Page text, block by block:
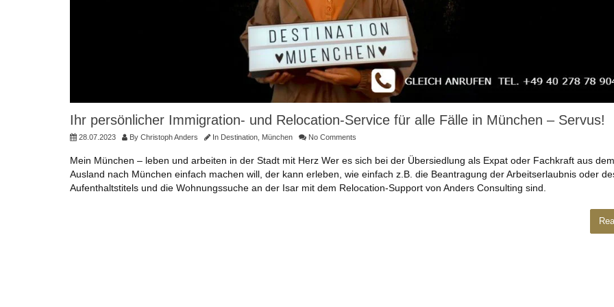
Ihr persönlicher Immigration- und Relocation-Service für alle Fälle in München – Servus!
28.07.2023 By Christoph Anders In Destination München No Comments
Mein München – leben und arbeiten in der Stadt mit Herz Wer es sich bei der Übersiedlung als Expat oder Fachkraft aus dem
Ausland nach München einfach machen will, der kann erleben, wie einfach z.B. die Beantragung der Arbeitserlaubnis oder
Aufenthaltstitels und die Wohnungssuche an der Isar mit dem Relocation-Support von Anders Consulting sind.